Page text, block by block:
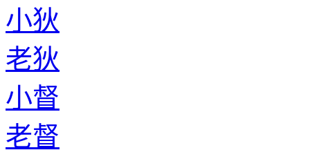
小狄
老狄
小督
老督